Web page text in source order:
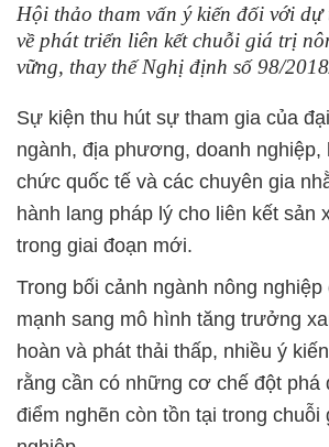
Hội thảo tham vấn ý kiến đối với
về phát triển liên kết chuỗi giá trị
vững, thay thế Nghị định số 98/
Sự kiện thu hút sự tham gia của
ngành, địa phương, doanh nghiệp,
chức quốc tế và các chuyên gia
hành lang pháp lý cho liên kết sản
trong giai đoạn mới.
Trong bối cảnh ngành nông nghiệp
mạnh sang mô hình tăng trưởng
hoàn và phát thải thấp, nhiều ý
rằng cần có những cơ chế đột phá
điểm nghẽn còn tồn tại trong chuỗi